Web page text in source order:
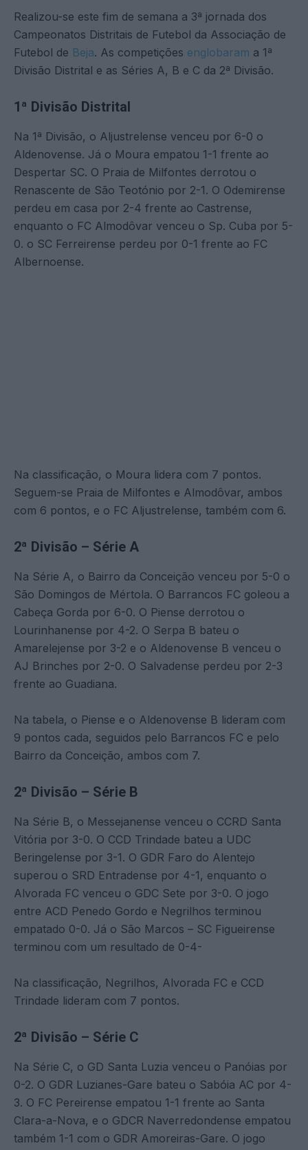
Realizou-se este fim de semana a 3ª jornada dos
Campeonatos Distritais de Futebol da Associação de
Futebol de Beja. As competições englobaram a 1ª
Divisão Distrital e as Séries A, B e C da 2ª Divisão.
1ª Divisão Distrital
Na 1ª Divisão, o Aljustrelense venceu por 6-0 o
Aldenovense. Já o Moura empatou 1-1 frente ao
Despertar SC. O Praia de Milfontes derrotou o
Renascente de São Teotónio por 2-1. O Odemirense
perdeu em casa por 2-4 frente ao Castrense,
enquanto o FC Almodôvar venceu o Sp. Cuba por 5-
0. o SC Ferreirense perdeu por 0-1 frente ao FC
Albernoense.
Na classificação, o Moura lidera com 7 pontos.
Seguem-se Praia de Milfontes e Almodôvar, ambos
com 6 pontos, e o FC Aljustrelense, também com 6.
2ª Divisão – Série A
Na Série A, o Bairro da Conceição venceu por 5-0 o
São Domingos de Mértola. O Barrancos FC goleou a
Cabeça Gorda por 6-0. O Piense derrotou o
Lourinhanense por 4-2. O Serpa B bateu o
Amarelejense por 3-2 e o Aldenovense B venceu o
AJ Brinches por 2-0. O Salvadense perdeu por 2-3
frente ao Guadiana.
Na tabela, o Piense e o Aldenovense B lideram com
9 pontos cada, seguidos pelo Barrancos FC e pelo
Bairro da Conceição, ambos com 7.
2ª Divisão – Série B
Na Série B, o Messejanense venceu o CCRD Santa
Vitória por 3-0. O CCD Trindade bateu a UDC
Beringelense por 3-1. O GDR Faro do Alentejo
superou o SRD Entradense por 4-1, enquanto o
Alvorada FC venceu o GDC Sete por 3-0. O jogo
entre ACD Penedo Gordo e Negrilhos terminou
empatado 0-0. Já o São Marcos – SC Figueirense
terminou com um resultado de 0-4-
Na classificação, Negrilhos, Alvorada FC e CCD
Trindade lideram com 7 pontos.
2ª Divisão – Série C
Na Série C, o GD Santa Luzia venceu o Panóias por
0-2. O GDR Luzianes-Gare bateu o Sabóia AC por 4-
3. O FC Pereirense empatou 1-1 frente ao Santa
Clara-a-Nova, e o GDCR Naverredondense empatou
também 1-1 com o GDR Amoreiras-Gare. O jogo